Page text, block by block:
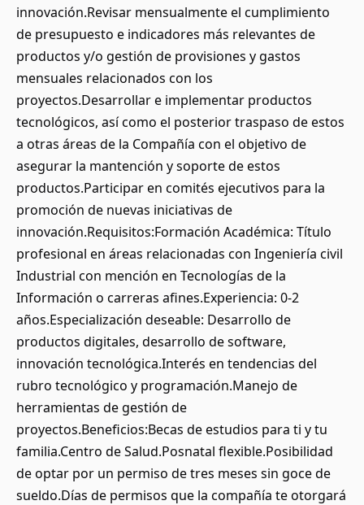
innovación.Revisar mensualmente el cumplimiento
de presupuesto e indicadores más relevantes de
productos y/o gestión de provisiones y gastos
mensuales relacionados con los
proyectos.Desarrollar e implementar productos
tecnológicos, así como el posterior traspaso de estos
a otras áreas de la Compañía con el objetivo de
asegurar la mantención y soporte de estos
productos.Participar en comités ejecutivos para la
promoción de nuevas iniciativas de
innovación.Requisitos:Formación Académica: Título
profesional en áreas relacionadas con Ingeniería civil
Industrial con mención en Tecnologías de la
Información o carreras afines.Experiencia: 0-2
años.Especialización deseable: Desarrollo de
productos digitales, desarrollo de software,
innovación tecnológica.Interés en tendencias del
rubro tecnológico y programación.Manejo de
herramientas de gestión de
proyectos.Beneficios:Becas de estudios para ti y tu
familia.Centro de Salud.Posnatal flexible.Posibilidad
de optar por un permiso de tres meses sin goce de
sueldo.Días de permisos que la compañía te otorgará